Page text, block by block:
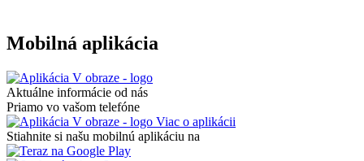
Mobilná aplikácia
Aktuálne informácie od nás
Priamo vo vašom telefóne
Viac o aplikácii
Stiahnite si našu mobilnú aplikáciu na